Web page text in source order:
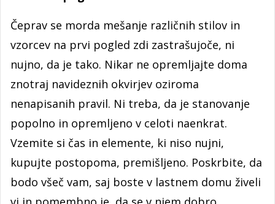
Čeprav se morda mešanje različnih stilov in
vzorcev na prvi pogled zdi zastrašujoče, ni
nujno, da je tako. Nikar ne opremljajte doma
znotraj navideznih okvirjev oziroma
nenapisanih pravil. Ni treba, da je stanovanje
popolno in opremljeno v celoti naenkrat.
Vzemite si čas in elemente, ki niso nujni,
kupujte postopoma, premišljeno. Poskrbite, da
bodo všeč vam, saj boste v lastnem domu živeli